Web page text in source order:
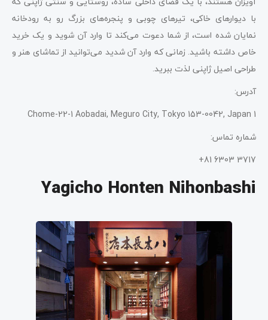
با دیوارهای خاکی، تیرهای چوبی و پنجره‌های بزرگ رو به رودخانه
نمایان شده است، از شما دعوت می‌کند تا وارد آن شوید و یک خرید
خاص داشته باشید. زمانی که وارد آن شدید می‌توانید از تماشای هنر و
طراحی اصیل ژاپنی لذت ببرید.
آدرس:
1 Chome-22-1 Aobadai, Meguro City, Tokyo 153-0042, Japan
شماره تماس:
3717 6303 81+
Yagicho Honten Nihonbashi